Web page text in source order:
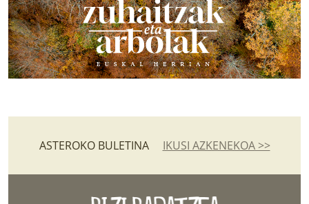
ASTEROKO BULETINA IKUSI AZKENEKOA >>